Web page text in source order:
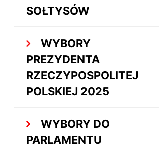
SOŁTYSÓW
WYBORY
PREZYDENTA
RZECZYPOSPOLITEJ
POLSKIEJ 2025
WYBORY DO
PARLAMENTU